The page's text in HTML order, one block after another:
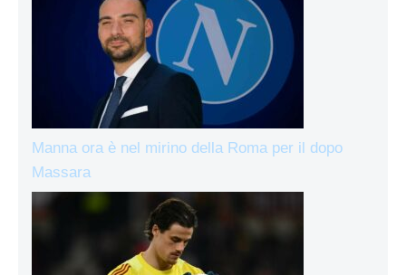
Manna ora è nel mirino della Roma per il dopo
Massara